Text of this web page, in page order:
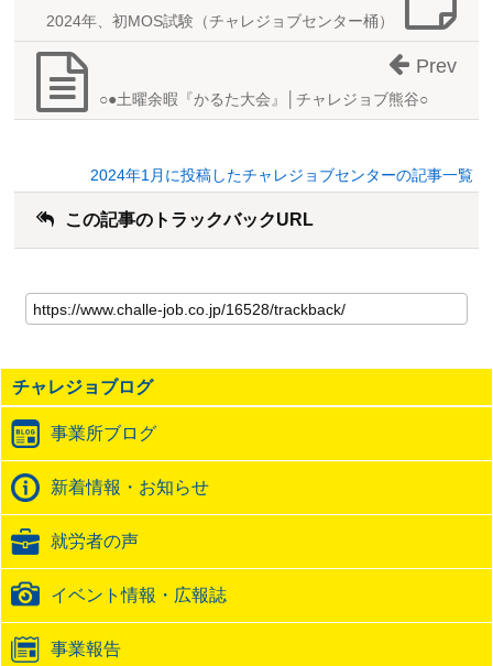
2024年、初MOS試験（チャレジョブセンター桶）
○●土曜余暇『かるた大会』│チャレジョブ熊谷○
Prev
2024年1月に投稿したチャレジョブセンターの記事一覧
この記事のトラックバックURL
の
記
の
ト
ッ
ク
バ
ッ
URL
チャレジョブログ
事業所ブログ
新着情報・お知らせ
就労者の声
イベント情報・広報誌
事業報告